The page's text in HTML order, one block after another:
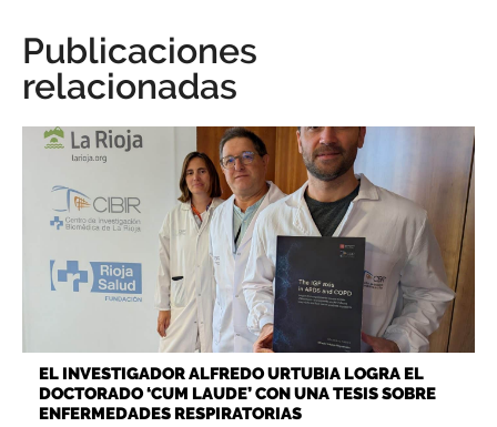
Publicaciones
relacionadas
EL INVESTIGADOR ALFREDO URTUBIA LOGRA EL
DOCTORADO ‘CUM LAUDE’ CON UNA TESIS SOBRE
ENFERMEDADES RESPIRATORIAS